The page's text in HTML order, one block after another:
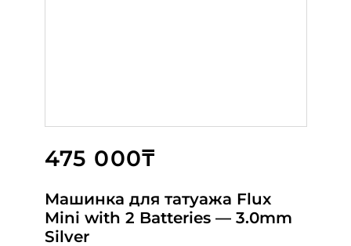
475 000₸
Машинка для татуажа Flux
Mini with 2 Batteries — 3.0mm
Silver
550 000₸
Spektra - Flux Stealth with
PowerBolt ( FLX ST PB )
400 000₸
Машинка для татуажа Flux
Mini —3.0mm Black